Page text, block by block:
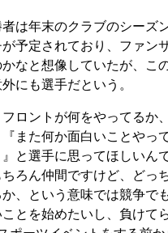
は年末のクラブのシーズ
予定されており、ファン
なと想像していたが、こ
にも選手だという。
フロントが何をやってるか
『また何か面白いことやっ
と選手に思ってほしいん
ろん仲間ですけど、どっ
、という意味では競争で
とを始めたいし、負けて